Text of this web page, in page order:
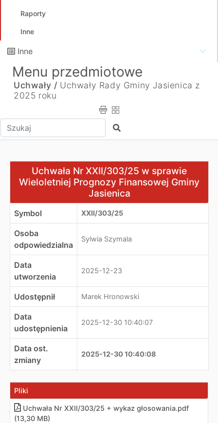
Raporty
Inne
Inne
Menu przedmiotowe
Uchwały / Uchwały Rady Gminy Jasienica z
2025 roku
Wpisz tekst do wyszukania Szukaj
Uchwała Nr XXII/303/25 w sprawie Wieloletniej
Uchwała Nr XXII/303/25 w sprawie
Wieloletniej Prognozy Finansowej Gminy
Jasienica
Symbol XXII/303/25
Osoba
odpowiedzialna
Sylwia Szymala
Data
utworzenia
2025-12-23
Udostępnił Marek Hronowski
Data
udostępnienia
2025-12-30 10:40:07
Data ost.
zmiany
2025-12-30 10:40:08
Pliki
Uchwała Nr XXII/303/25 + wykaz głosowania.pdf
(13,30 MB)